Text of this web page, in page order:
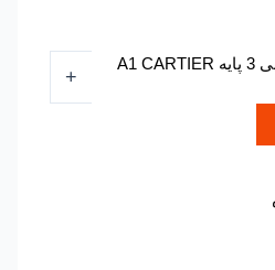
ساعت ایستاده چوبی 3 پایه A1 CARTIER